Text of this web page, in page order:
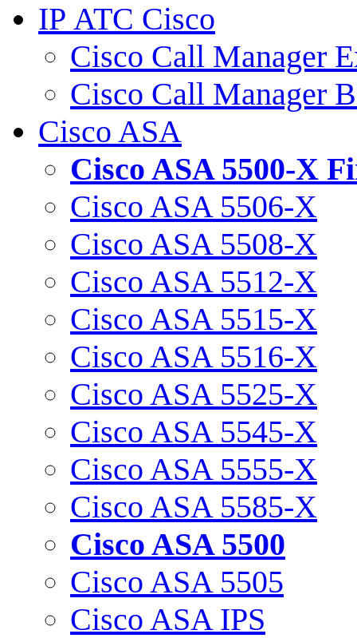
IP АТС Cisco
Cisco Call Manager
Cisco Call Manager
Cisco ASA
Cisco ASA 5500-X
Cisco ASA 5506-X
Cisco ASA 5508-X
Cisco ASA 5512-X
Cisco ASA 5515-X
Cisco ASA 5516-X
Cisco ASA 5525-X
Cisco ASA 5545-X
Cisco ASA 5555-X
Cisco ASA 5585-X
Cisco ASA 5500
Cisco ASA 5505
Cisco ASA IPS